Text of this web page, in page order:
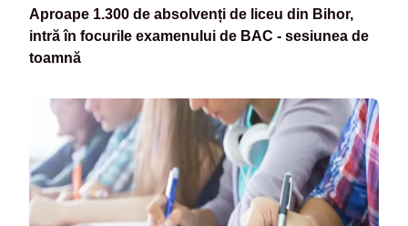
Aproape 1.300 de absolvenți de liceu din Bihor,
intră în focurile examenului de BAC - sesiunea de
toamnă